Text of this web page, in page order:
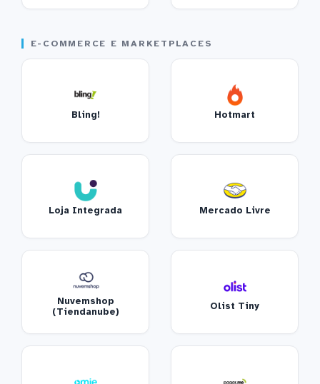
E-COMMERCE E MARKETPLACES
Bling! Hotmart
Loja Integrada Mercado Livre
Nuvemshop
(Tiendanube)
Olist Tiny